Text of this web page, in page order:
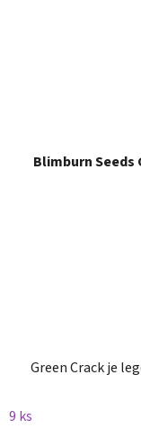
Blimburn Seeds
Green Crack je
9 ks